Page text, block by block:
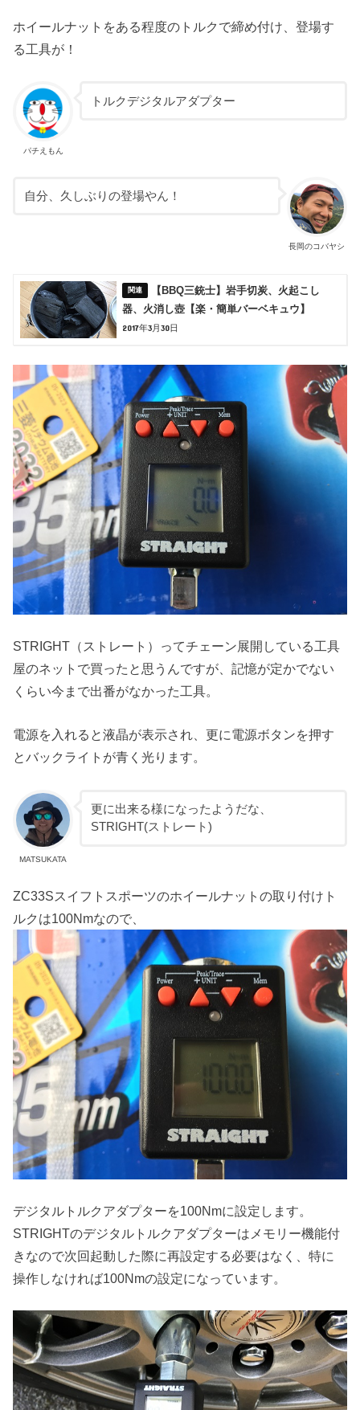
ホイールナットをある程度のトルクで締め付け、登場す
る工具が！
パチえもん
トルクデジタルアダプター
長岡のコバヤシ
自分、久しぶりの登場やん！
【BBQ三銃士】岩手切炭、火起こし
器、火消し壺【楽・簡単バーベキュウ】
2017年3月30日
STRIGHT（ストレート）ってチェーン展開している工具
屋のネットで買ったと思うんですが、記憶が定かでない
くらい今まで出番がなかった工具。
電源を入れると液晶が表示され、更に電源ボタンを押す
とバックライトが青く光ります。
MATSUKATA
更に出来る様になったようだな、
STRIGHT(ストレート)
ZC33Sスイフトスポーツのホイールナットの取り付けト
ルクは100Nmなので、
デジタルトルクアダプターを100Nmに設定します。
STRIGHTのデジタルトルクアダプターはメモリー機能付
きなので次回起動した際に再設定する必要はなく、特に
操作しなければ100Nmの設定になっています。